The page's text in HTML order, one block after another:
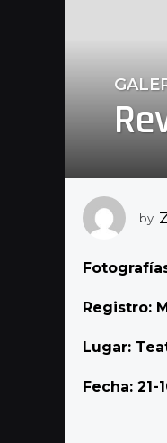
3
a
ñ
o
a
ñ
s
g
by
Registro:
Lugar:
Fecha: 21-